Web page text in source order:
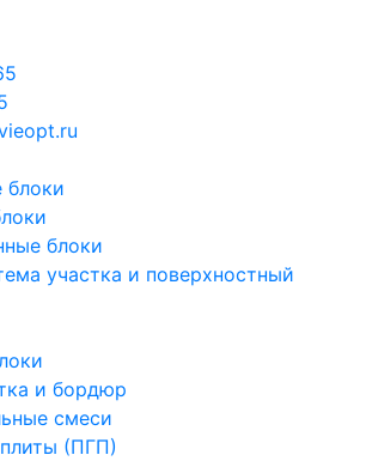
блоки
блоки
участка и поверхностный
и бордюр
смеси
(ПГП)